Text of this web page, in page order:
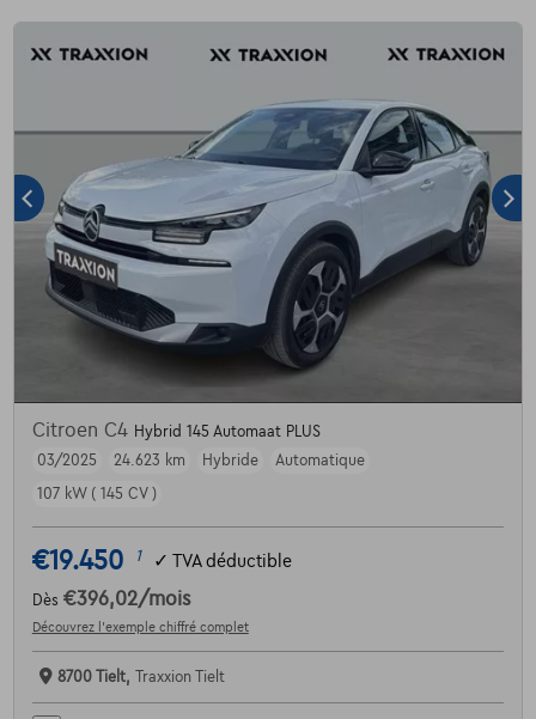
Citroen C4 Hybrid 145 Automaat PLUS
03/2025
24.623 km Hybride
Automatique
107 kW ( 145 CV )
€19.450 1 ✓ TVA déductible
Dès €396,02/mois
Découvrez l’exemple chiffré complet
8700 Tielt, Traxxion Tielt